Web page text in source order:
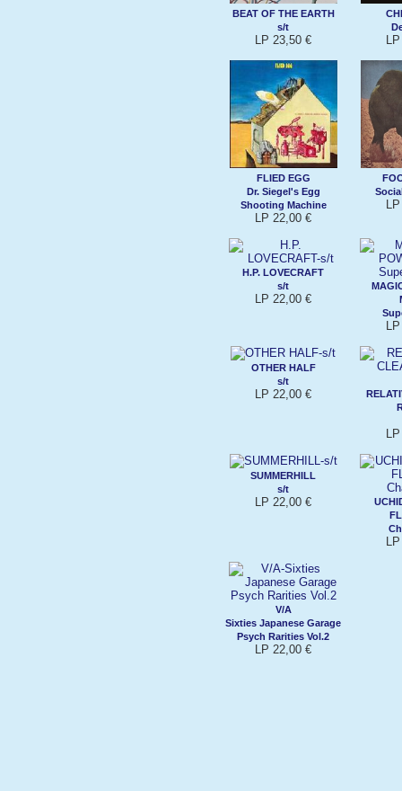
BEAT OF THE EARTH
s/t
LP 23,50 €
FLIED EGG
Dr. Siegel's Egg
Shooting Machine
LP 22,00 €
H.P. LOVECRAFT
s/t
LP 22,00 €
OTHER HALF
s/t
LP 22,00 €
SUMMERHILL
s/t
LP 22,00 €
V/A
Sixties Japanese Garage
Psych Rarities Vol.2
LP 22,00 €